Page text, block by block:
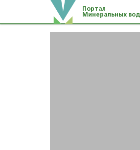
Портал
Минеральных вод